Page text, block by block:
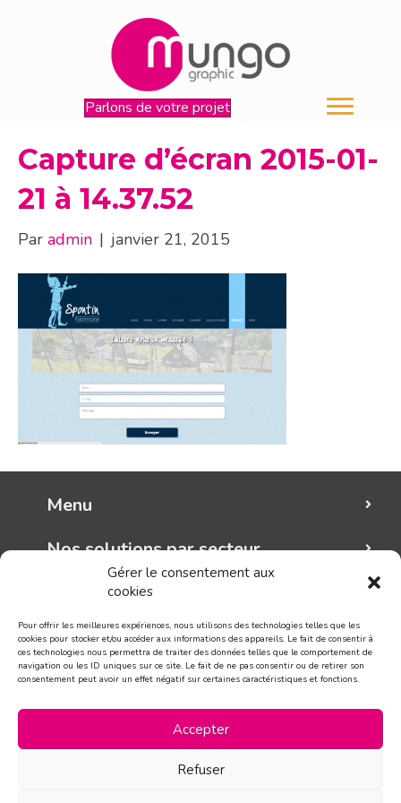
Gérer le consentement aux
cookies
Pour offrir les meilleures expériences, nous utilisons des technologies telles que les
cookies pour stocker et/ou accéder aux informations des appareils. Le fait de consentir à
ces technologies nous permettra de traiter des données telles que le comportement de
navigation ou les ID uniques sur ce site. Le fait de ne pas consentir ou de retirer son
consentement peut avoir un effet négatif sur certaines caractéristiques et fonctions.
Accepter
Refuser
Parlons de votre projet
Capture d’écran 2015-01-
21 à 14.37.52
Par admin | janvier 21, 2015
Menu
Nos solutions par secteur
Mungo graphic
Suivez-nous!
CONTACT